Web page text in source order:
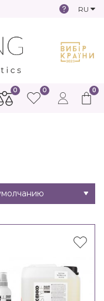
RU
0
0 0